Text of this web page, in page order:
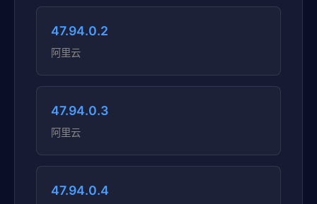
47.94.0.2
阿里云
47.94.0.3
阿里云
47.94.0.4